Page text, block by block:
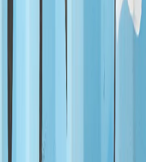
ادامه
%